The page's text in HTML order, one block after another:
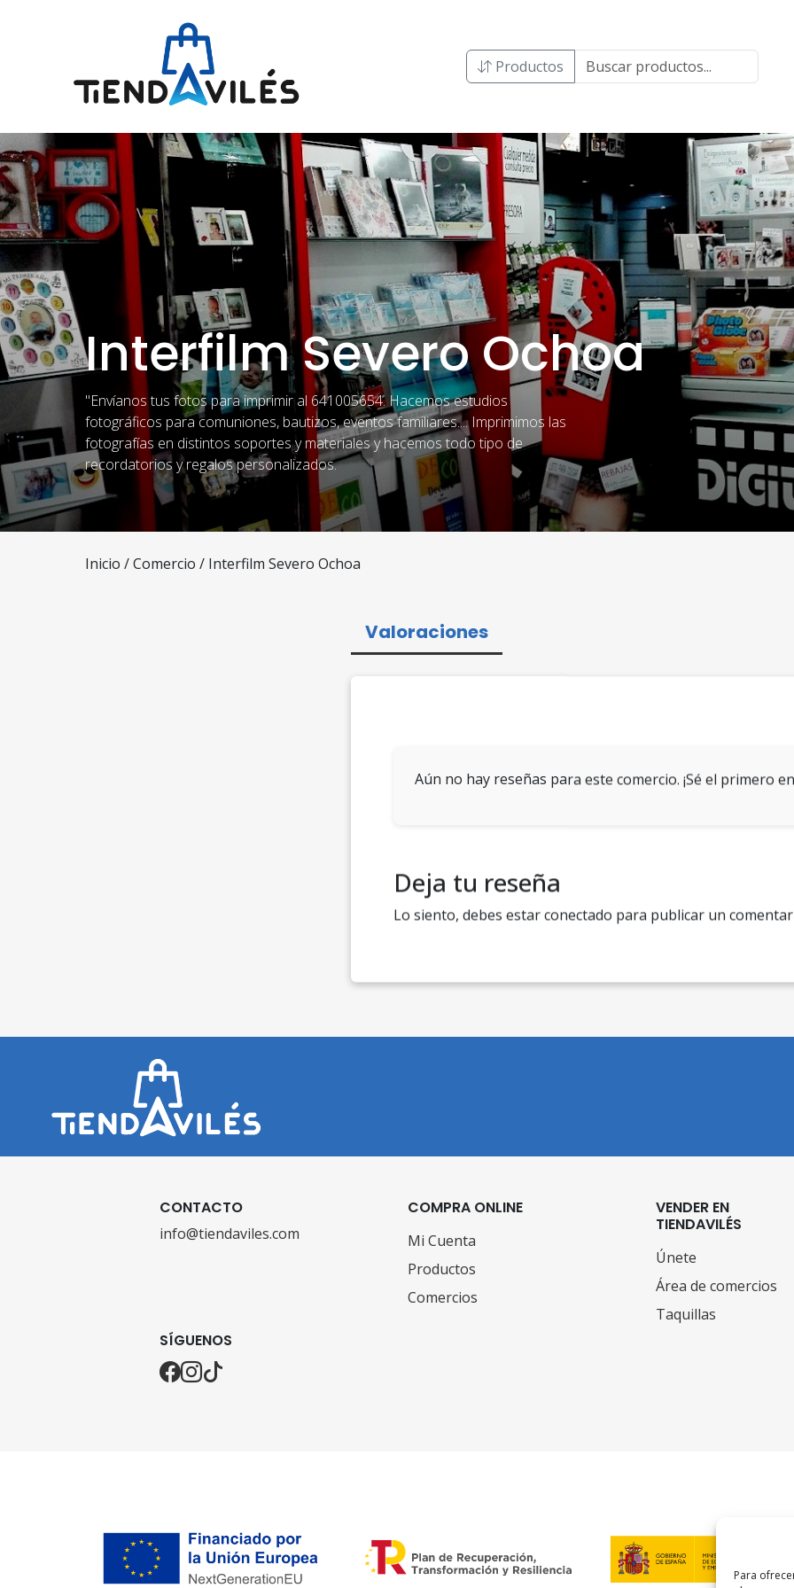
Para
Productos
Interfilm Severo Ochoa
"Envíanos tus fotos para imprimir al 641005654. Hacemos estudios
fotográficos para comuniones, bautizos, eventos familiares.... Imprimimos las
fotografías en distintos soportes y materiales y hacemos todo tipo de
recordatorios y regalos personalizados.
Inicio /Comercio / Interfilm Severo Ochoa
Valoraciones
Aún no hay reseñas para este comercio. ¡Sé el primero
Deja tu reseña
Lo siento, debes estarconectado para publicar un
CONTACTO
info@tiendaviles.com
COMPRA ONLINE
Mi Cuenta
Productos
Comercios
VENDER EN
TIENDAVILÉS
Únete
Área de comercios
Taquillas
SÍGUENOS